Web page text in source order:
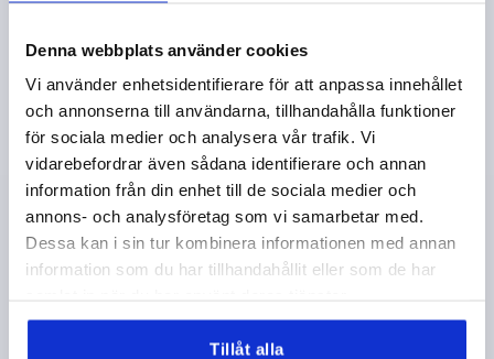
Denna webbplats använder cookies
Vi använder enhetsidentifierare för att anpassa innehållet
och annonserna till användarna, tillhandahålla funktioner
för sociala medier och analysera vår trafik. Vi
vidarebefordrar även sådana identifierare och annan
information från din enhet till de sociala medier och
annons- och analysföretag som vi samarbetar med.
Dessa kan i sin tur kombinera informationen med annan
information som du har tillhandahållit eller som de har
Tillåt alla
LÅSSPAK ST.0 M05, ZINK SVART RAL9005
STRUKTURMATT, KOMP:STÅL SVARTOXIDERAD
GÄNGA=M5
GÄNGDJUP=9
FÄRG GRUNDKROPP=SVART RAL 9005
GRUNDKROPPENS YTA=STRUKTURMATT
STORLEK=0
HANDTAGSHÖJD=30
H4=33
HANDTAGSLÄNGD=30
B=7 ANTAL TÄNDER =16